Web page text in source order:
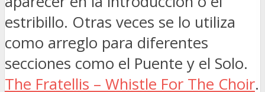
estribillo. Otras veces se lo utiliza
como arreglo para diferentes
secciones como el Puente y el Solo.
The Fratellis – Whistle For The Choir.